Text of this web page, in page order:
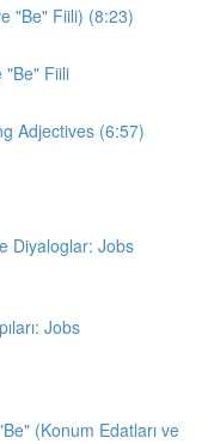
"Be" Fiili) (8:23)
"Be" Fiili
Adjectives (6:57)
Diyaloglar: Jobs
Jobs
(Konum Edatları ve